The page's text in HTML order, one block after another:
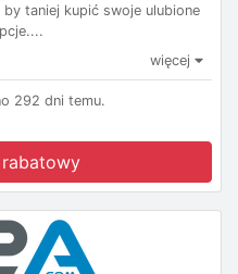
taniej kupić swoje ulubione
więcej
292 dni temu.